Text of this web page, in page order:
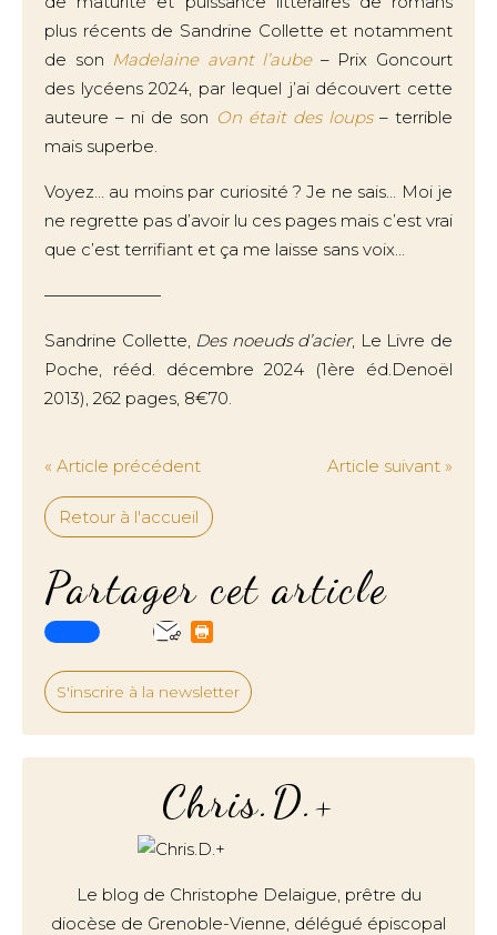
plus récents de Sandrine Collette et notamment
de son Madelaine avant l’aube– Prix Goncourt
des lycéens 2024, par lequel j’ai découvert cette
auteure – ni de son On était des loups– terrible
mais superbe.
Voyez… au moins par curiosité ? Je ne sais… Moi je
ne regrette pas d’avoir lu ces pages mais c’est vrai
que c’est terrifiant et ça me laisse sans voix…
———————
Sandrine Collette, Des noeuds d’acier, Le Livre de
Poche, rééd. décembre 2024 (1ère éd.Denoël
2013), 262 pages, 8€70.
« Article précédent Article suivant »
Retour à l'accueil
Partager cet article
S'inscrire à la newsletter
Chris.D.+
Le blog de Christophe Delaigue, prêtre du
diocèse de Grenoble-Vienne, délégué épiscopal